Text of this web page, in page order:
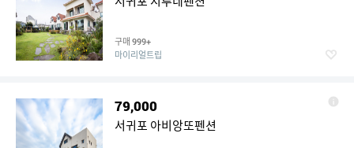
구매 999+
마이리얼트립
79,000
서귀포 아비앙또펜션